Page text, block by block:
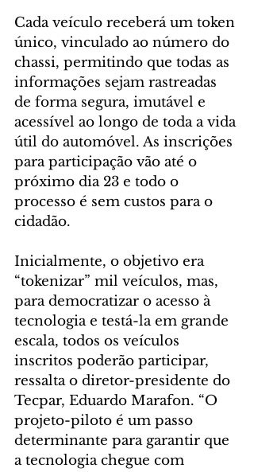
Cada veículo receberá um token
único, vinculado ao número do
chassi, permitindo que todas as
informações sejam rastreadas
de forma segura, imutável e
acessível ao longo de toda a vida
útil do automóvel. As inscrições
para participação vão até o
próximo dia 23 e todo o
processo é sem custos para o
cidadão.
Inicialmente, o objetivo era
“tokenizar” mil veículos, mas,
para democratizar o acesso à
tecnologia e testá-la em grande
escala, todos os veículos
inscritos poderão participar,
ressalta o diretor-presidente do
Tecpar, Eduardo Marafon. “O
projeto-piloto é um passo
determinante para garantir que
a tecnologia chegue com